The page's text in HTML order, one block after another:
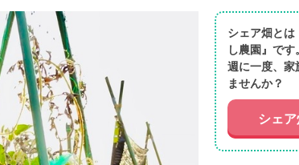
シェア畑と
し農園』です。
週に一度、家
ませんか？
シェ